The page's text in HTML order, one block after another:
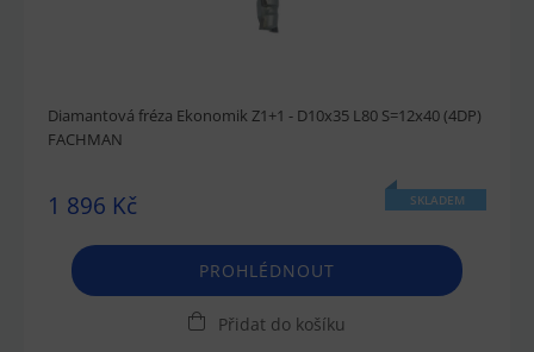
Diamantová fréza Ekonomik Z1+1 - D10x35 L80 S=12x40 (4DP)
FACHMAN
1 896 Kč SKLADEM
PROHLÉDNOUT
Přidat do košíku